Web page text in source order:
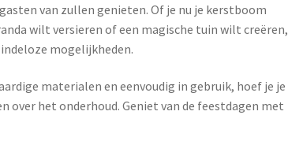
van zullen genieten. Of je nu je kerstboom
wilt versieren of een magische tuin wilt creëren,
mogelijkheden.
materialen en eenvoudig in gebruik, hoef je je
over het onderhoud. Geniet van de feestdagen met